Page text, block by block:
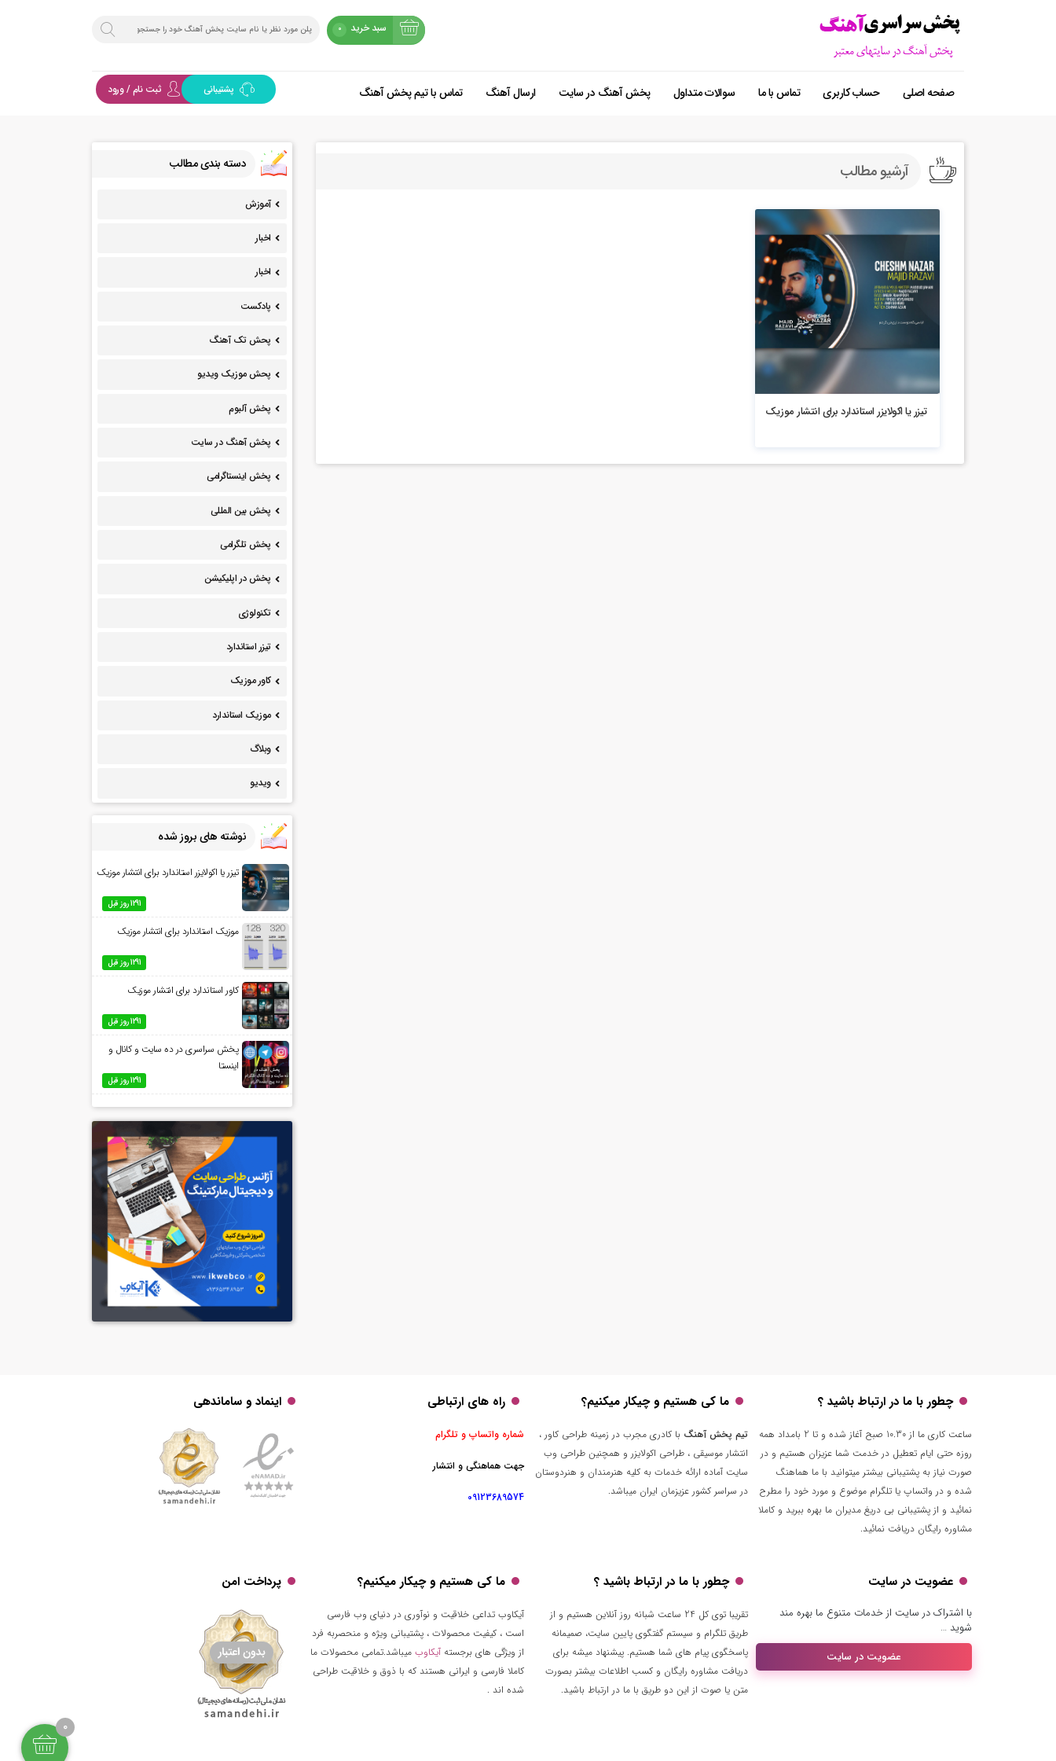
سبد خرید 0
شروع خرید
صفحه اصلی حساب کاربری تماس با ما سوالات متداول پخش آهنگ در سایت ارسال آهنگ تماس با تیم پخش آهنگ پشتیبانی ثبت نام / ورود
آرشیو مطالب
تیزر یا اکولایزر استاندارد برای انتشار موزیک
دسته بندی مطالب
آموزش
اخبار
اخبار
پادکست
پحش تک آهنگ
پحش موزیک ویدیو
پخش آلبوم
پخش آهنگ در سایت
پخش اینستاگرامی
پخش بین المللی
پخش تلگرامی
پخش در اپلیکیشن
تکنولوژی
تیزر استاندارد
کاور موزیک
موزیک استاندارد
وبلاگ
ویدیو
نوشته های بروز شده
تیزر یا اکولایزر استاندارد برای انتشار موزیک
1291 روز قبل
موزیک استاندارد برای انتشار موزیک
1291 روز قبل
کاور استاندارد برای انتشار موزیک
1291 روز قبل
پخش سراسری در ده سایت و کانال و
اینستا
1291 روز قبل
چطور با ما در ارتباط باشید ؟
ساعت کاری ما از 10.30 صبح آغاز شده و تا 2 بامداد همه
روزه حتی ایام تعطیل در خدمت شما عزیزان هستیم و در
صورت نیاز به پشتیبانی بیشتر میتوانید با ما هماهنگ
شده و در واتساپ یا تلگرام موضوع و مورد خود را مطرح
نمائید و از پشتیبانی بی دریغ مدیران ما بهره ببرید و کاملا
مشاوره رایگان دریافت نمائید.
ما کی هستیم و چیکار میکنیم؟
تیم پخش آهنگ با کادری مجرب در زمینه طراحی کاور ،
انتشار موسیقی ، طراحی اکولایزر و همچنین طراحی وب
سایت آماده ارائه خدمات به کلیه هنرمندان و هنردوستان
در سراسر کشور عزیزمان ایران میباشد.
راه های ارتباطی
شماره واتساپ و تلگرام
جهت هماهنگی و انتشار
09123689574
اینماد و ساماندهی
عضویت در سایت
با اشتراک در سایت از خدمات متنوع ما بهره مند
شوید …
عضویت در سایت
چطور با ما در ارتباط باشید ؟
تقریبا توی کل 24 ساعت شبانه روز آنلاین هستیم و از
طریق تلگرام و سیستم گفتگوی پایین سایت، صمیمانه
پاسخگوی پیام های شما هستیم. پیشنهاد میشه برای
دریافت مشاوره رایگان و کسب اطلاعات بیشتر بصورت
متن یا صوت از این دو طریق با ما در ارتباط باشید.
ما کی هستیم و چیکار میکنیم؟
آیکاوب تداعی خلاقیت و نوآوری در دنیای وب فارسی
است ، کیفیت محصولات ، پشتیبانی ویژه و منحصربه فرد
از ویژگی های برجسته آیکاوب میباشد.تمامی محصولات ما
کاملا فارسی و ایرانی هستند که با ذوق و خلاقیت طراحی
شده اند .
پرداخت امن
0